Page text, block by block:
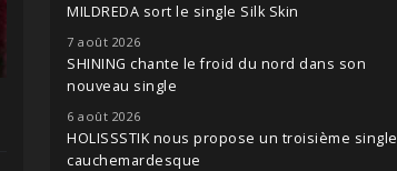
MILDREDA sort le single Silk Skin
7 août 2026
SHINING chante le froid du nord dans son
nouveau single
6 août 2026
HOLISSSTIK nous propose un troisième single
cauchemardesque